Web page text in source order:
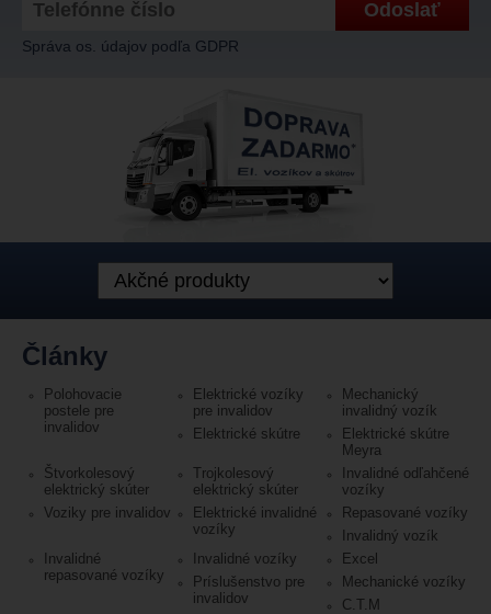
Správa os. údajov podľa GDPR
Články
Polohovacie
postele pre
invalidov
Elektrické vozíky
pre invalidov
Mechanický
invalidný vozík
Elektrické skútre
Elektrické skútre
Meyra
Štvorkolesový
elektrický skúter
Trojkolesový
elektrický skúter
Invalidné odľahčené
vozíky
Voziky pre invalidov
Elektrické invalidné
vozíky
Repasované vozíky
Invalidný vozík
Invalidné
repasované vozíky
Invalidné vozíky
Excel
Príslušenstvo pre
invalidov
Mechanické vozíky
C.T.M